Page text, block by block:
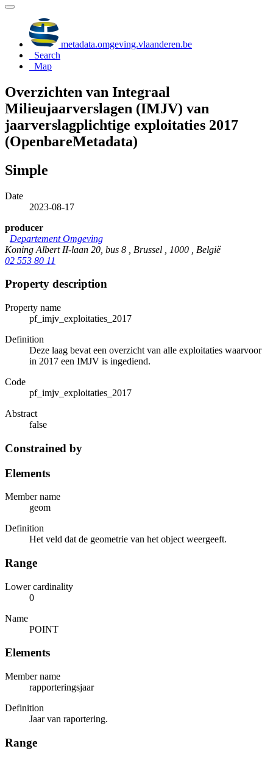
metadata.omgeving.vlaanderen.be
Search
Map
Overzichten van Integraal
Milieujaarverslagen (IMJV) van
jaarverslagplichtige exploitaties 2017
(OpenbareMetadata)
Simple
Date
2023-08-17
producer
Departement Omgeving
Koning Albert II-laan 20, bus 8 , Brussel , 1000 , België
02 553 80 11
Property description
Property name
pf_imjv_exploitaties_2017
Definition
Deze laag bevat een overzicht van alle exploitaties waarvoor
in 2017 een IMJV is ingediend.
Code
pf_imjv_exploitaties_2017
Abstract
false
Constrained by
Elements
Member name
geom
Definition
Het veld dat de geometrie van het object weergeeft.
Range
Lower cardinality
0
Name
POINT
Elements
Member name
rapporteringsjaar
Definition
Jaar van raportering.
Range